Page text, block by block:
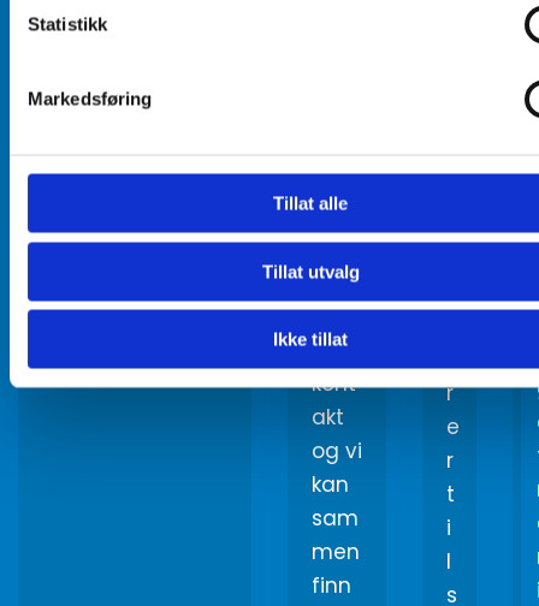
Statistikk
Markedsføring
Tillat alle
Tillat utvalg
Ikke tillat
kontakt for en
rulle
mot
orer
og
ruller
. Ta
kont
akt
og vi
kan
sam
men
finn
g
r
e
r
t
i
l
s